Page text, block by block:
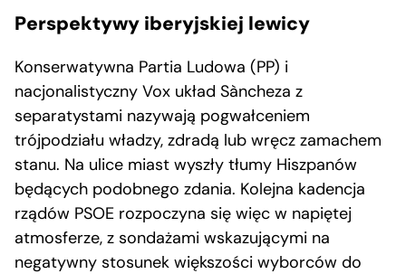
Perspektywy iberyjskiej lewicy
Konserwatywna Partia Ludowa (PP) i
nacjonalistyczny Vox układ Sàncheza z
separatystami nazywają pogwałceniem
trójpodziału władzy, zdradą lub wręcz zamachem
stanu. Na ulice miast wyszły tłumy Hiszpanów
będących podobnego zdania. Kolejna kadencja
rządów PSOE rozpoczyna się więc w napiętej
atmosferze, z sondażami wskazującymi na
negatywny stosunek większości wyborców do